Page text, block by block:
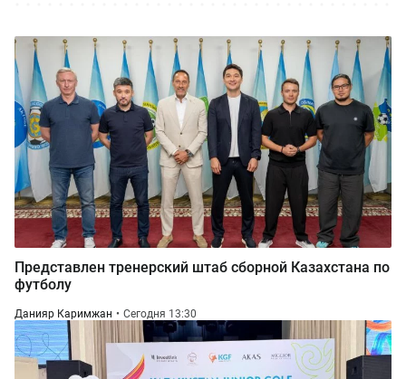
Представлен тренерский штаб сборной Казахстана по
футболу
Данияр Каримжан Сегодня 13:30